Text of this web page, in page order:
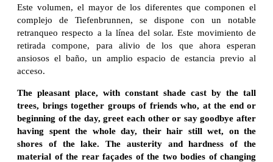
Este volumen, el mayor de los diferentes que componen el
complejo de Tiefenbrunnen, se dispone con un notable
retranqueo respecto a la línea del solar. Este movimiento de
retirada compone, para alivio de los que ahora esperan
ansiosos el baño, un amplio espacio de estancia previo al
acceso.
The pleasant place, with constant shade cast by the tall
trees, brings together groups of friends who, at the end or
beginning of the day, greet each other or say goodbye after
having spent the whole day, their hair still wet, on the
shores of the lake. The austerity and hardness of the
material of the rear façades of the two bodies of changing